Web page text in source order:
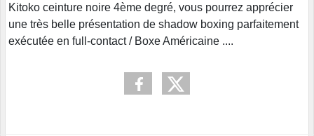
Kitoko ceinture noire 4ème degré, vous pourrez apprécier
une très belle présentation de shadow boxing parfaitement
exécutée en full-contact / Boxe Américaine ....